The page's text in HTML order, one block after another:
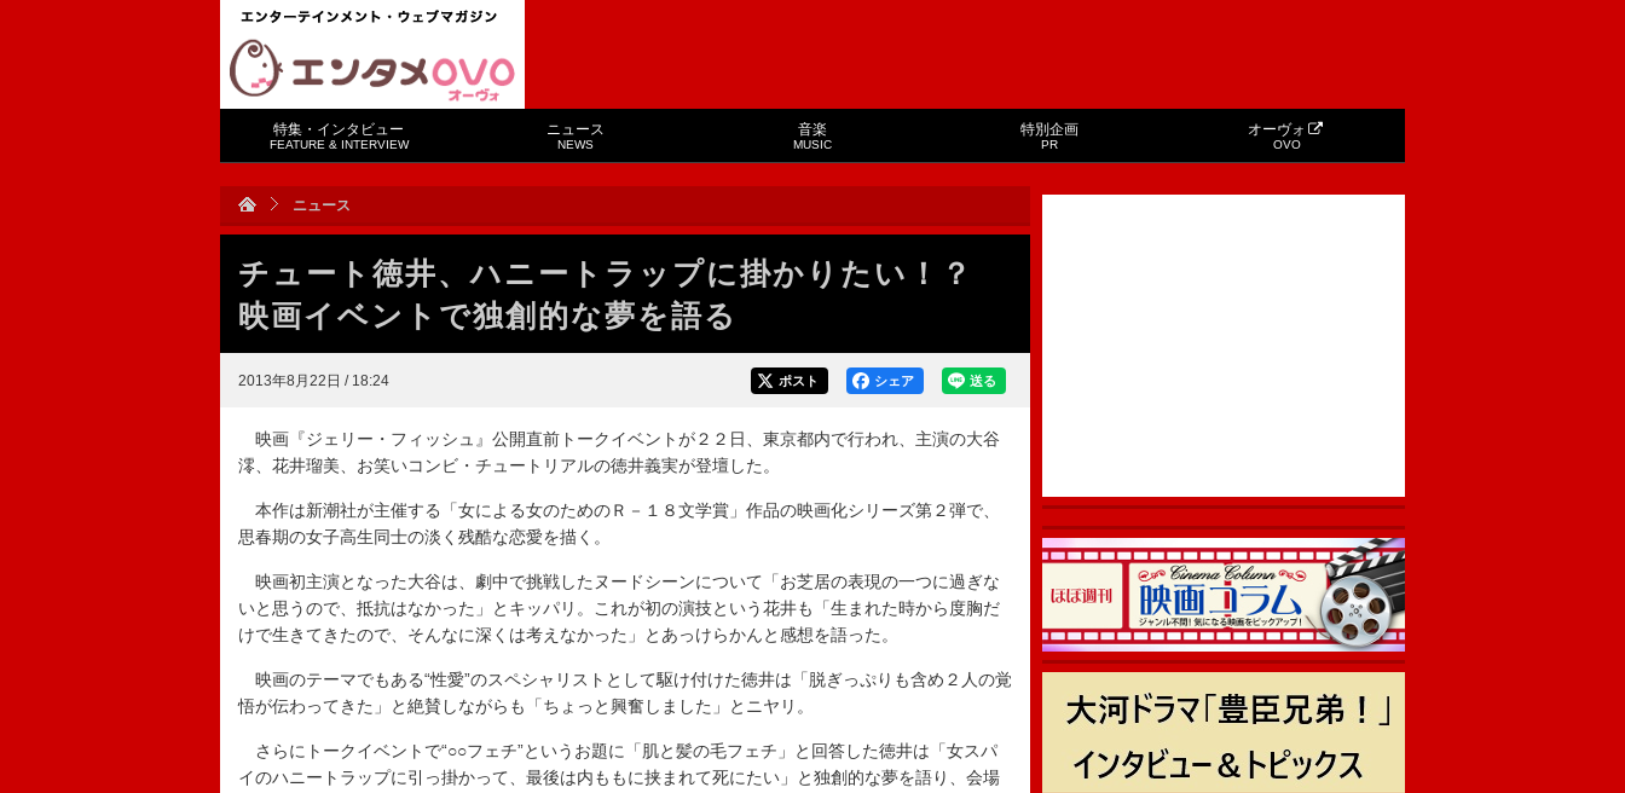
特集・インタビュー
FEATURE & INTERVIEW
ニュース
NEWS
音楽
MUSIC
特別企画
PR
オーヴォ
OVO
ニュース
チュート徳井、ハニートラップに掛かりたい！？
映画イベントで独創的な夢を語る
2013年8月22日 / 18:24 送る
シェア
ポスト
映画『ジェリー・フィッシュ』公開直前トークイベントが２２日、東京都内で行われ、主演の大谷
澪、花井瑠美、お笑いコンビ・チュートリアルの徳井義実が登壇した。
本作は新潮社が主催する「女による女のためのＲ－１８文学賞」作品の映画化シリーズ第２弾で、
思春期の女子高生同士の淡く残酷な恋愛を描く。
映画初主演となった大谷は、劇中で挑戦したヌードシーンについて「お芝居の表現の一つに過ぎな
いと思うので、抵抗はなかった」とキッパリ。これが初の演技という花井も「生まれた時から度胸だ
けで生きてきたので、そんなに深くは考えなかった」とあっけらかんと感想を語った。
映画のテーマでもある“性愛”のスペシャリストとして駆け付けた徳井は「脱ぎっぷりも含め２人の覚
悟が伝わってきた」と絶賛しながらも「ちょっと興奮しました」とニヤリ。
さらにトークイベントで“○○フェチ”というお題に「肌と髪の毛フェチ」と回答した徳井は「女スパ
イのハニートラップに引っ掛かって、最後は内ももに挟まれて死にたい」と独創的な夢を語り、会場